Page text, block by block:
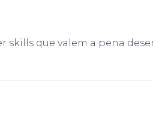
skills que valem a pena